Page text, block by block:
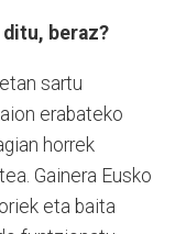
beraz?
sartu
erabateko
horrek
Gainera Eusko
eta baita